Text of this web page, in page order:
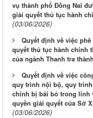
vụ thành phố Đồng Nai
giải quyết thủ tục hành
(03/06/2026)
Quyết định về việc
quyết thủ tục hành chính
của ngành Thanh tra
Quyết định về việc
quy trình nội bộ, quy
chính bị bãi bỏ trong lĩnh
quyền giải quyết của Sở
(03/06/2026)